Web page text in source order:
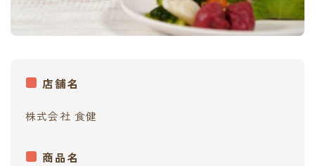
店舗名
株式会社 食健
商品名